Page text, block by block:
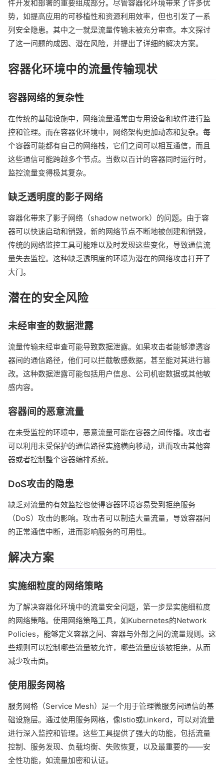
件开发和部署的重要组成部分。尽管容器化环境带来了许多优
势，如提高应用的可移植性和资源利用效率，但也引发了一系
列安全隐患。其中之一就是流量传输未被充分审查。本文探讨
了这一问题的成因、潜在风险，并提出了详细的解决方案。
容器化环境中的流量传输现状
容器网络的复杂性
在传统的基础设施中，网络流量通常由专用设备和软件进行监
控和管理。而在容器化环境中，网络架构更加动态和复杂。每
个容器可能都有自己的网络栈，它们之间可以相互通信，而且
这些通信可能跨越多个节点。当数以百计的容器同时运行时，
监控流量变得极其复杂。
缺乏透明度的影子网络
容器化带来了影子网络（shadow network）的问题。由于容
器可以快速启动和销毁，新的网络节点不断地被创建和销毁，
传统的网络监控工具可能难以及时发现这些变化，导致通信流
量失去监控。这种缺乏透明度的环境为潜在的网络攻击打开了
大门。
潜在的安全风险
未经审查的数据泄露
流量传输未经审查可能导致数据泄露。如果攻击者能够渗透容
器间的通信路径，他们可以拦截敏感数据，甚至能对其进行篡
改。这种数据泄露可能包括用户信息、公司机密数据或其他敏
感内容。
容器间的恶意流量
在未受监控的环境中，恶意流量可能在容器之间传播。攻击者
可以利用未受保护的通信路径实施横向移动，进而攻击其他容
器或者控制整个容器编排系统。
DoS攻击的隐患
缺乏对流量的有效监控也使得容器环境容易受到拒绝服务
（DoS）攻击的影响。攻击者可以制造大量流量，导致容器间
的正常通信中断，进而影响服务的可用性。
解决方案
实施细粒度的网络策略
为了解决容器化环境中的流量安全问题，第一步是实施细粒度
的网络策略。使用网络策略工具，如Kubernetes的Network
Policies，能够定义容器之间、容器与外部之间的流量规则。这
些规则可以控制哪些流量被允许，哪些流量应该被拒绝，从而
减少攻击面。
使用服务网格
服务网格（Service Mesh）是一个用于管理微服务间通信的基
础设施层。通过使用服务网格，像Istio或Linkerd，可以对流量
进行深入监控和管理。这些工具提供了强大的功能，包括流量
控制、服务发现、负载均衡、失败恢复，以及最重要的——安
全性功能，如流量加密和认证。